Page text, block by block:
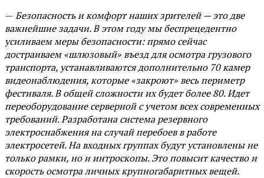
— Безопасность и комфорт наших зрителей — это две
важнейшие задачи. В этом году мы беспрецедентно
усиливаем меры безопасности: прямо сейчас
достраиваем «шлюзовый» въезд для осмотра грузового
транспорта, устанавливаются дополнительно 70 камер
видеонаблюдения, которые «закроют» весь периметр
фестиваля. В общей сложности их будет более 80. Идет
переоборудование серверной с учетом всех современных
требований. Разработана система резервного
электроснабжения на случай перебоев в работе
электросетей. На входных группах будут установлены не
только рамки, но и интроскопы. Это повысит качество и
скорость осмотра личных крупногабаритных вещей.